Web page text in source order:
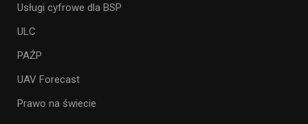
Usługi cyfrowe dla BSP
ULC
PAŹP
UAV Forecast
Prawo na świecie